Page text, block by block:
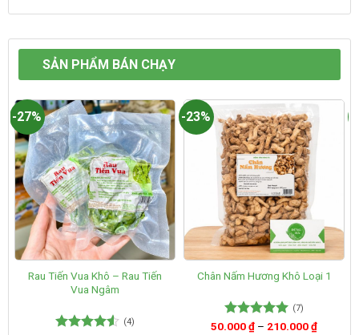
SẢN PHẨM BÁN CHẠY
-27%
Rau Tiến Vua Khô – Rau Tiến
Vua Ngâm
(4)
-23%
Chân Nấm Hương Khô Loại 1
Được xếp
(7)
50.000₫ – 210.000₫